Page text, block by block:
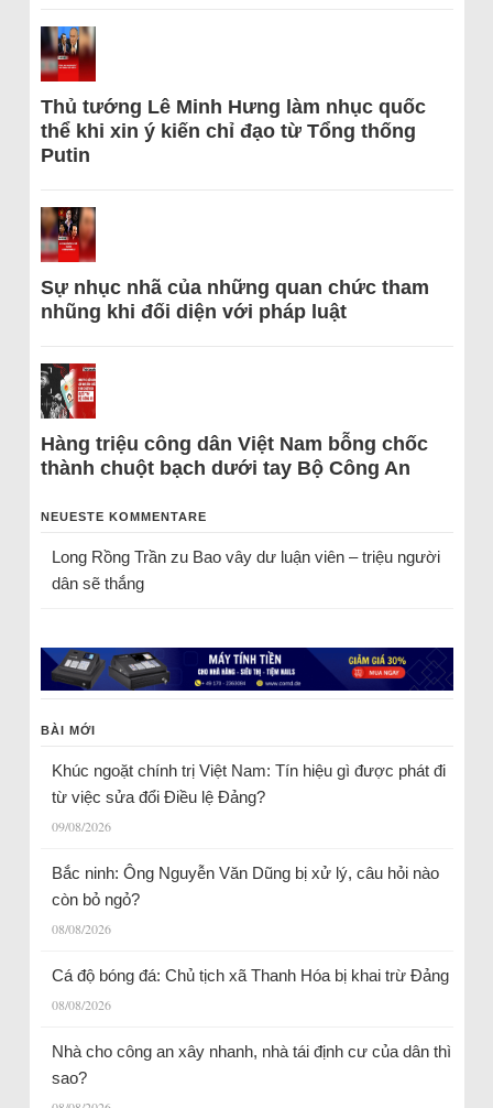
Thủ tướng Lê Minh Hưng làm nhục quốc
thể khi xin ý kiến chỉ đạo từ Tổng thống
Putin
Sự nhục nhã của những quan chức tham
nhũng khi đối diện với pháp luật
Hàng triệu công dân Việt Nam bỗng chốc
thành chuột bạch dưới tay Bộ Công An
NEUESTE KOMMENTARE
Long Rồng Trầnzu Bao vây dư luận viên – triệu người
dân sẽ thắng
BÀI MỚI
Khúc ngoặt chính trị Việt Nam: Tín hiệu gì được phát đi
từ việc sửa đổi Điều lệ Đảng?
09/08/2026
Bắc ninh: Ông Nguyễn Văn Dũng bị xử lý, câu hỏi nào
còn bỏ ngỏ?
08/08/2026
Cá độ bóng đá: Chủ tịch xã Thanh Hóa bị khai trừ Đảng
08/08/2026
Nhà cho công an xây nhanh, nhà tái định cư của dân thì
sao?